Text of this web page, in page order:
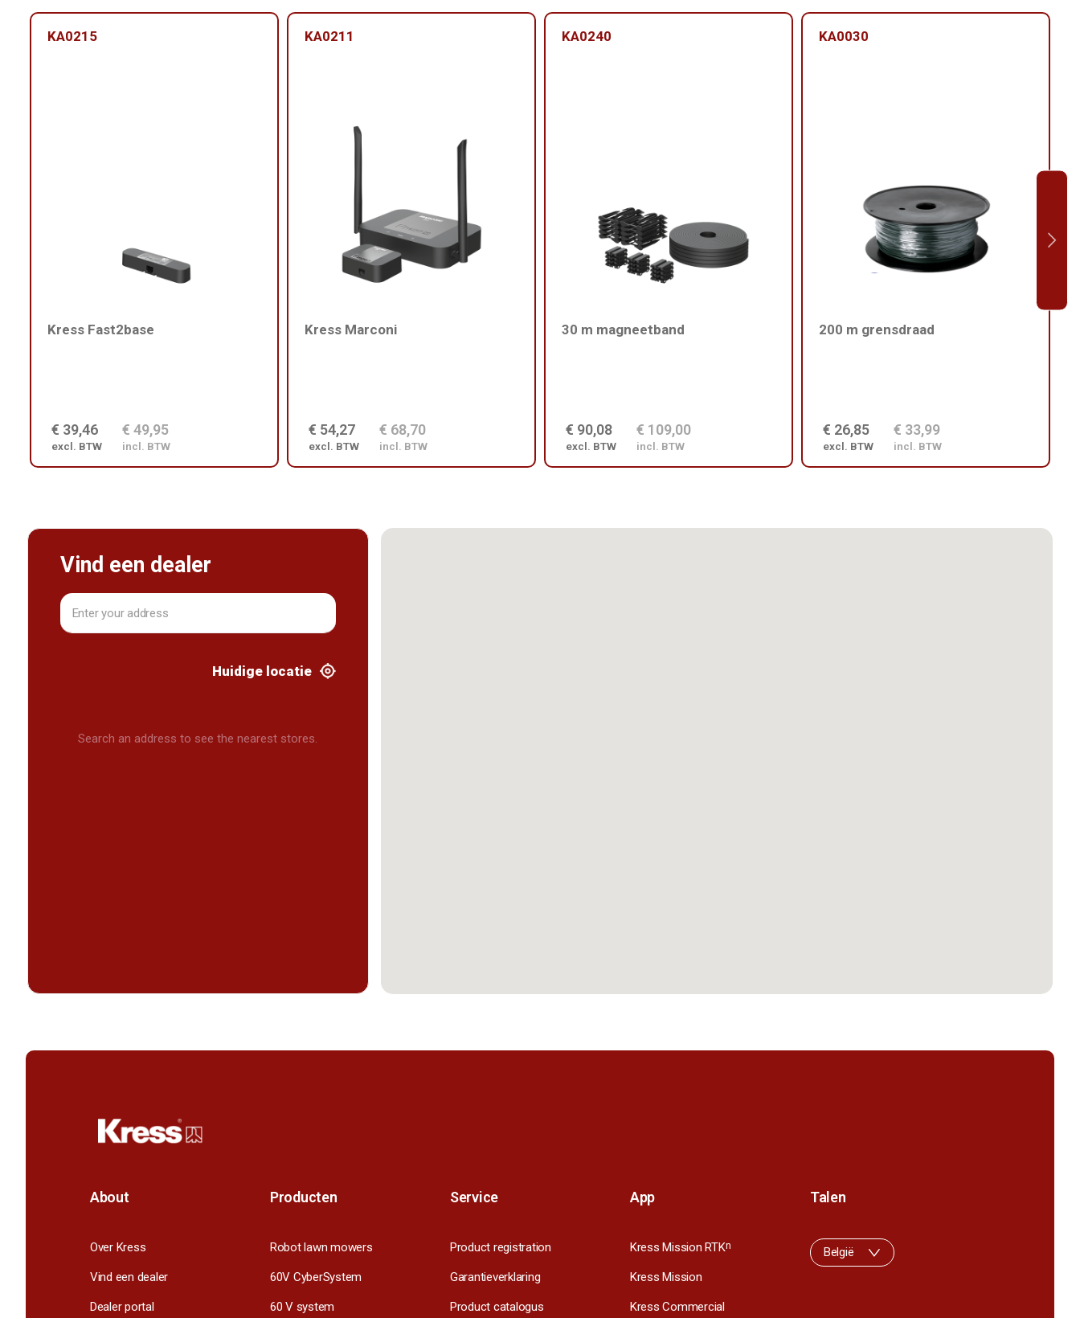
KA0215
Kress Fast2base
€ 39,46
excl. BTW
€ 49,95
incl. BTW
KA0211
Kress Marconi
€ 54,27
excl. BTW
€ 68,70
incl. BTW
KA0240
30 m magneetband
€ 90,08
excl. BTW
€ 109,00
incl. BTW
KA0030
200 m grensdraad
€ 26,85
excl. BTW
€ 33,99
incl. BTW
Vind een dealer
Huidige locatie
Search an address to see the nearest stores.
About
Over Kress
Vind een dealer
Dealer portal
Producten
Robot lawn mowers
60V CyberSystem
60 V system
Service
Product registration
Garantieverklaring
Product catalogus
App
Kress Mission RTKn
Kress Mission
Kress Commercial
Talen
België